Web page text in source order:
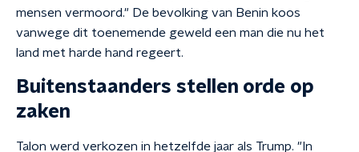
mensen vermoord." De bevolking van Benin koos
vanwege dit toenemende geweld een man die nu het
land met harde hand regeert.
Buitenstaanders stellen orde op
zaken
Talon werd verkozen in hetzelfde jaar als Trump. "In